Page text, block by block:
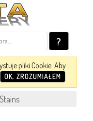
?
pliki Cookie. Aby
OK, ZROZUMIAŁEM